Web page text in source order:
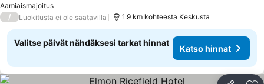
Aamiaismajoitus
/ Luokitusta ei ole saatavilla 1.9 km kohteesta Keskusta
Valitse päivät nähdäksesi tarkat hinnat
Katso hinnat